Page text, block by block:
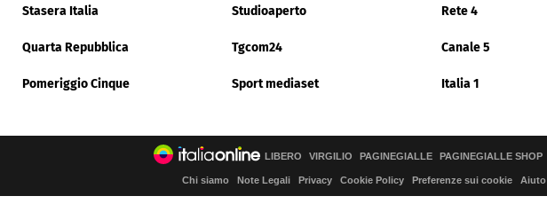
Stasera Italia Studioaperto Rete 4
Quarta Repubblica Tgcom24 Canale 5
Pomeriggio Cinque Sport mediaset Italia 1
LIBERO VIRGILIO PAGINEGIALLE PAGINEGIALLE SHOP
Chi siamo Note Legali Privacy Cookie Policy Preferenze sui cookie Aiuto